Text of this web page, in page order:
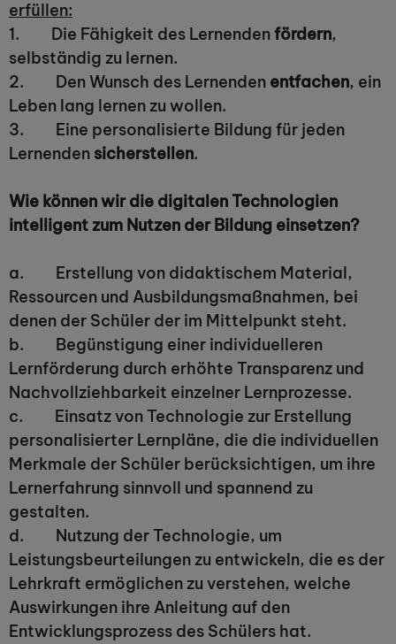
erfüllen:
1. Die Fähigkeit des Lernendenfördern,
selbständig zu lernen.
2. Den Wunsch des Lernenden entfachen, ein
Leben lang lernen zu wollen.
3. Eine personalisierte Bildung für jeden
Lernenden sicherstellen.
Wie können wir die digitalen Technologien
intelligent zum Nutzen der Bildung einsetzen?
a. Erstellung von didaktischem Material,
Ressourcen und Ausbildungsmaßnahmen, bei
denen der Schüler der im Mittelpunkt steht.
b. Begünstigung einer individuelleren
Lernförderung durch erhöhte Transparenz und
Nachvollziehbarkeit einzelner Lernprozesse.
c. Einsatz von Technologie zur Erstellung
personalisierter Lernpläne, die die individuellen
Merkmale der Schüler berücksichtigen, um ihre
Lernerfahrung sinnvoll und spannend zu
gestalten.
d. Nutzung der Technologie, um
Leistungsbeurteilungen zu entwickeln, die es der
Lehrkraft ermöglichen zu verstehen, welche
Auswirkungen ihre Anleitung auf den
Entwicklungsprozess des Schülers hat.